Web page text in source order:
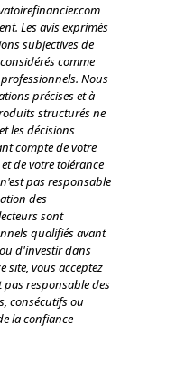
Les avis exprimés
subjectives de
comme
Nous
précises et à
structurés ne
les décisions
compte de votre
de votre tolérance
pas responsable
des
sont
qualifiés avant
d'investir dans
site, vous acceptez
responsable des
consécutifs ou
la confiance